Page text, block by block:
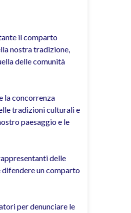
il comparto
nostra tradizione,
delle comunità
la concorrenza
tradizioni culturali e
paesaggio e le
delle
un comparto
per denunciare le